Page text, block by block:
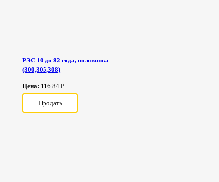
РЭС 10 до 82 года, половинка
(300,305,308)
Цена: 116.84 ₽
Продать